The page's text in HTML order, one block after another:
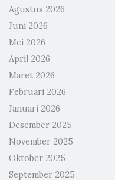
Agustus 2026
Juni 2026
Mei 2026
April 2026
Maret 2026
Februari 2026
Januari 2026
Desember 2025
November 2025
Oktober 2025
September 2025